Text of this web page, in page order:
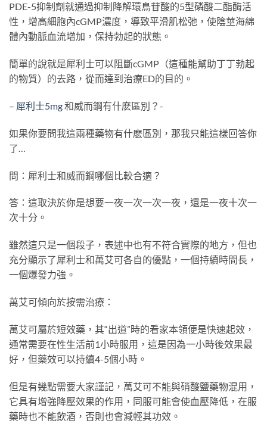
PDE-5抑制劑就通過抑制降解環鳥苷酸的5型磷酸二酯酶活
性，增高細胞內cGMP濃度，導致平滑肌松弛，使陰莖海綿
體內動脈血流增加，保持勃起的狀態。
簡單的說就是犀利士可以阻斷cGMP（這種能幫助丁丁勃起
的物質）的去路，從而達到治療ED的目的。
– 犀利士5mg和威而鋼有什麽區別？-
如果你要問我這兩種藥物有什麽區別，那我只能這樣回答你
了…
問：犀利士和威而鋼哪個比較合適？
答：這取決於你是想要一夜一次一次一夜，還是一夜十次一
次十分。
雖然這只是一個段子，表述中也有不符合實際的地方，但也
充分顯示了犀利士和萬艾可各自的優點，一個持續時間長，
一個爆發力強。
萬艾可傾向於按需治療：
萬艾可屬於短效藥，其“出道”時的看家本領便是快速起效，
通常需要在性生活前1小時服用，這是因為一小時後效果最
好，但藥效可以持續4-5個小時。
但是有幾點需要大家謹記，萬艾可不能與硝酸鹽藥物混用，
它具有增強降壓效果的作用，同服可能會使血壓降低，在服
藥時也不能飲酒，否則也會減輕其功效。